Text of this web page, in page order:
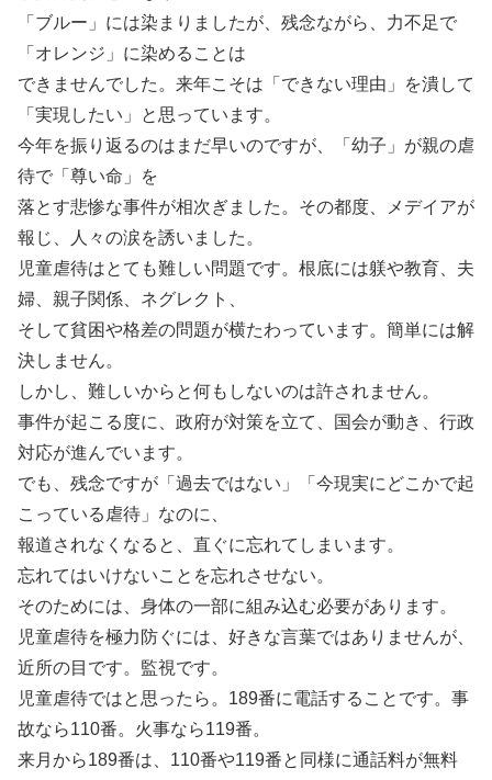
「ブルー」には染まりましたが、残念ながら、力不足で
「オレンジ」に染めることは
できませんでした。来年こそは「できない理由」を潰して
「実現したい」と思っています。
今年を振り返るのはまだ早いのですが、「幼子」が親の虐
待で「尊い命」を
落とす悲惨な事件が相次ぎました。その都度、メデイアが
報じ、人々の涙を誘いました。
児童虐待はとても難しい問題です。根底には躾や教育、夫
婦、親子関係、ネグレクト、
そして貧困や格差の問題が横たわっています。簡単には解
決しません。
しかし、難しいからと何もしないのは許されません。
事件が起こる度に、政府が対策を立て、国会が動き、行政
対応が進んでいます。
でも、残念ですが「過去ではない」「今現実にどこかで起
こっている虐待」なのに、
報道されなくなると、直ぐに忘れてしまいます。
忘れてはいけないことを忘れさせない。
そのためには、身体の一部に組み込む必要があります。
児童虐待を極力防ぐには、好きな言葉ではありませんが、
近所の目です。監視です。
児童虐待ではと思ったら。189番に電話することです。事
故なら110番。火事なら119番。
来月から189番は、110番や119番と同様に通話料が無料